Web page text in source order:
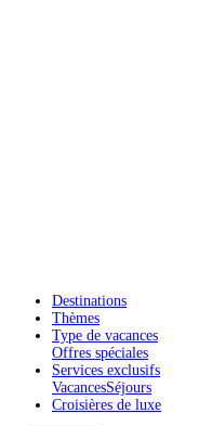
Destinations
Thèmes
Type de vacances
Offres spéciales
Services exclusifs
VacancesSéjours
Croisières de luxe